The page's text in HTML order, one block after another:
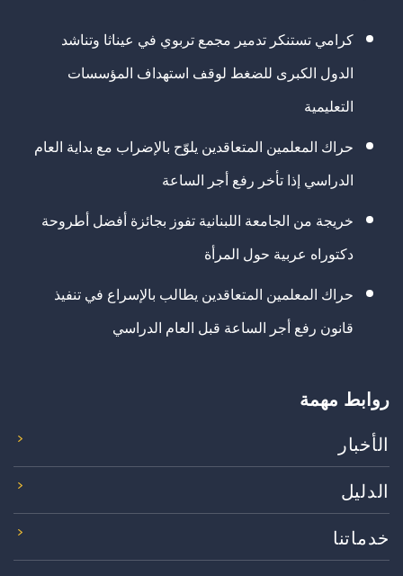
كرامي تستنكر تدمير مجمع تربوي في عيناثا وتناشد
الدول الكبرى للضغط لوقف استهداف المؤسسات
التعليمية
حراك المعلمين المتعاقدين يلوّح بالإضراب مع بداية العام
الدراسي إذا تأخر رفع أجر الساعة
خريجة من الجامعة اللبنانية تفوز بجائزة أفضل أطروحة
دكتوراه عربية حول المرأة
حراك المعلمين المتعاقدين يطالب بالإسراع في تنفيذ
قانون رفع أجر الساعة قبل العام الدراسي
روابط مهمة
الأخبار
الدليل
خدماتنا